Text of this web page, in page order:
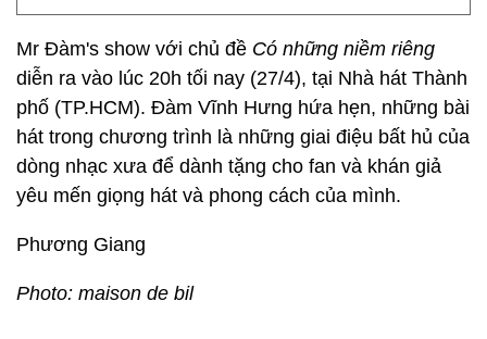
Mr Đàm's show với chủ đề Có những niềm riêng
diễn ra vào lúc 20h tối nay (27/4), tại Nhà hát Thành
phố (TP.HCM). Đàm Vĩnh Hưng hứa hẹn, những bài
hát trong chương trình là những giai điệu bất hủ của
dòng nhạc xưa để dành tặng cho fan và khán giả
yêu mến giọng hát và phong cách của mình.
Phương Giang
Photo: maison de bil